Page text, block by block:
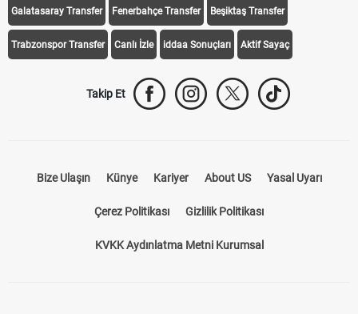
Galatasaray Transfer Fenerbahçe Transfer Beşiktaş Transfer
Trabzonspor Transfer Canlı İzle iddaa Sonuçları Aktif Sayaç
Takip Et
Bize Ulaşın Künye Kariyer About US Yasal Uyarı
Çerez Politikası Gizlilik Politikası
KVKK Aydınlatma Metni Kurumsal